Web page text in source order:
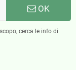
OK
cerca le info di